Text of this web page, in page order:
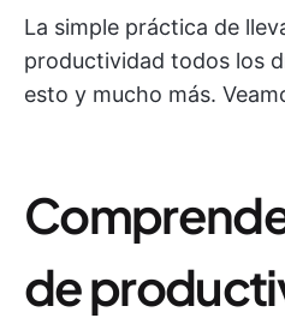
La simple práctica de
productividad todos los
esto y mucho más.
de